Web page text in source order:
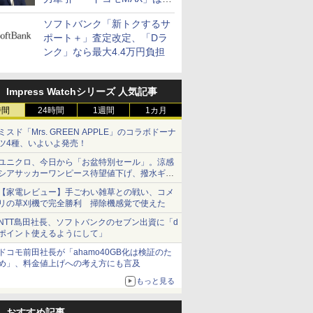
400万契約突破
ソフトバンク「新トクするサ
ポート＋」査定改定、「Dラ
ンク」なら最大4.4万円負担
Impress Watchシリーズ 人気記事
24時間 1週間 1カ月
スド「Mrs. GREEN APPLE」のコラボドーナ
4種、いよいよ発売！
ニクロ、今日から「お盆特別セール」。涼感
アサッカーワンピース待望値下げ、撥水ギア
ョーツは1990円に
家電レビュー】手ごわい雑草との戦い、コメ
の草刈機で完全勝利 掃除機感覚で使えた
島田社長、ソフトバンクのセブン出資に「d
イント使えるようにして」
コモ前田社長が「ahamo40GB化は検証のた
」、料金値上げへの考え方にも言及
もっと見る